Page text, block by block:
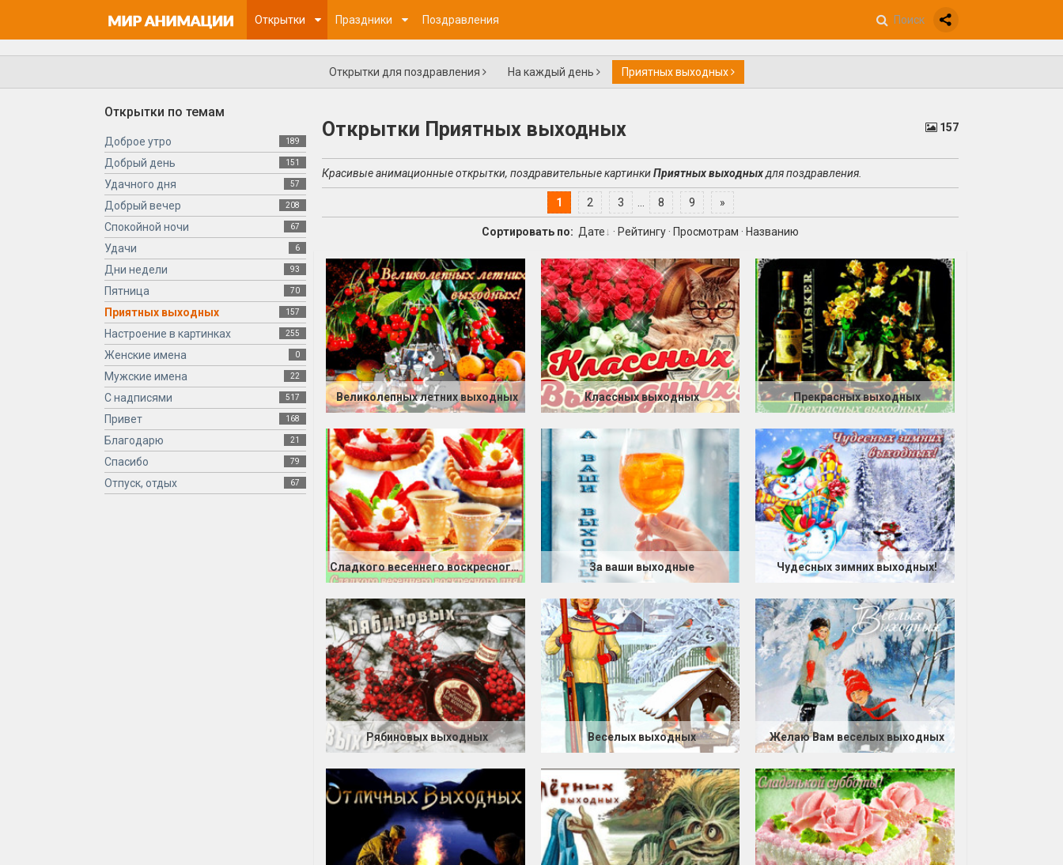
Открытки Праздники Поздравления
Открытки для поздравления На каждый день Приятных выходных
Открытки по темам
Доброе утро 189
Добрый день 151
Удачного дня 57
Добрый вечер 208
Спокойной ночи 67
Удачи 6
Дни недели 93
Пятница 70
Приятных выходных 157
Настроение в картинках 255
Женские имена 0
Мужские имена 22
С надписями 517
Привет 168
Благодарю 21
Спасибо 79
Отпуск, отдых 67
Открытки Приятных выходных 157
Красивые анимационные открытки, поздравительные картинкиПриятных выходныхдля поздравления.
1 2 3 ... 8 9 »
Сортировать по: Дате · Рейтингу · Просмотрам · Названию
Великолепных летних выходных Классных выходных Прекрасных выходных
Сладкого весеннего воскресного дня За ваши выходные Чудесных зимних выходных!
Рябиновых выходных Веселых выходных Желаю Вам веселых выходных